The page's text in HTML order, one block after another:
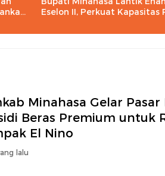
Eselon II, Perkuat Kapasitas
Minahasa Gelar Pasar
Beras Premium untuk
El Nino
lalu